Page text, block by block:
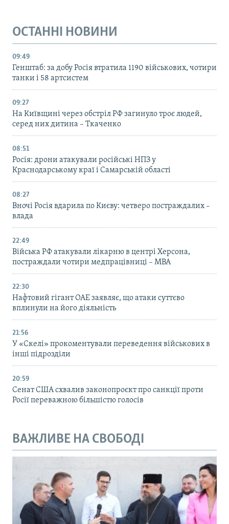
ОСТАННІ НОВИНИ
09:49
Генштаб: за добу Росія втратила 1190 військових, чотири
танки і 58 артсистем
09:27
На Київщині через обстріл РФ загинуло троє людей,
серед них дитина – Ткаченко
08:51
Росія: дрони атакували російські НПЗ у
Краснодарському краї і Самарській області
08:27
Вночі Росія вдарила по Києву: четверо постраждалих –
влада
22:49
Війська РФ атакували лікарню в центрі Херсона,
постраждали чотири медпрацівниці – МВА
22:30
Нафтовий гігант ОАЕ заявляє, що атаки суттєво
вплинули на його діяльність
21:56
У «Скелі» прокоментували переведення військових в
інші підрозділи
20:59
Cенат США схвалив законопроєкт про санкції проти
Росії переважною більшістю голосів
ВАЖЛИВЕ НА СВОБОДІ